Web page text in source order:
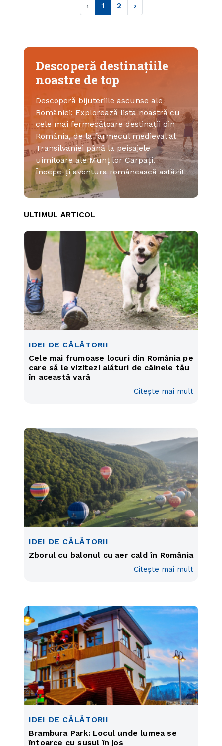
‹ 1 2 ›
Descoperă destinațiile
noastre de top
Descoperă bijuteriile ascunse ale
României: Explorează lista noastră cu
cele mai fermecătoare destinații din
România, de la farmecul medieval al
Transilvaniei până la peisajele
uimitoare ale Munților Carpați.
Începe-ți aventura românească astăzi!
ULTIMUL ARTICOL
IDEI DE CĂLĂTORII
Cele mai frumoase locuri din România pe
care să le vizitezi alături de câinele tău
în această vară
Citește mai mult
IDEI DE CĂLĂTORII
Zborul cu balonul cu aer cald în România
Citește mai mult
IDEI DE CĂLĂTORII
Brambura Park: Locul unde lumea se
întoarce cu susul în jos